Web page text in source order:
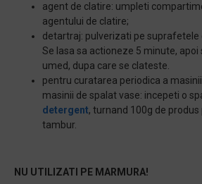
agent de clatire: umpleti
agentului de clatire;
detartraj: pulverizati pe suprafetele
Se lasa sa actioneze 5 minute,
umed, dupa care se clateste.
pentru curatarea periodica a
masinii de spalat vase: incepeti o
detergent, turnand 100g de
tambur.
NU UTILIZATI PE MARMURA!